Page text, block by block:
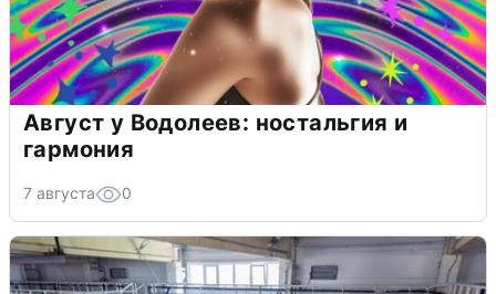
Август у Водолеев: ностальгия и
гармония
7 августа 0